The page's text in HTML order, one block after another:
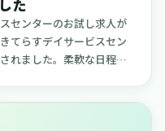
た
センターのお試し求人が
てらすデイサービスセン
れました。柔軟な日程で